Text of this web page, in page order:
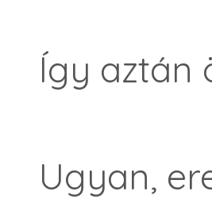
Így aztán
Ugyan,